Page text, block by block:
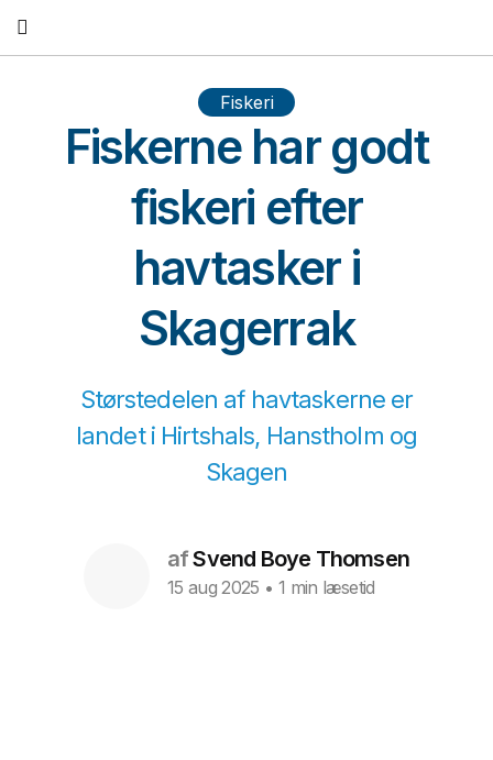
Fiskeri
Fiskerne har godt
fiskeri efter
havtasker i
Skagerrak
Størstedelen af havtaskerne er
landet i Hirtshals, Hanstholm og
Skagen
afSvend Boye Thomsen
15 aug 2025 • 1 min læsetid